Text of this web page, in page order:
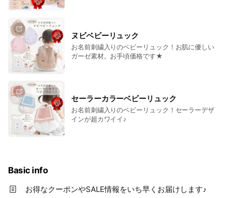
ヌビベビーリュック
お名前刺繍入りのベビーリュック！お肌に優しい
ガーゼ素材。お手頃価格です★
セーラーカラーベビーリュック
お名前刺繍入りのベビーリュック！セーラーデザ
インが超カワイイ♪
Basic info
お得なクーポンやSALE情報をいち早くお届けします♪